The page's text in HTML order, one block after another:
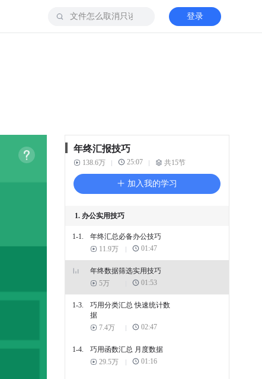
登录
年终汇报技巧
138.6万 25:07 共15节
加入我的学习
1. 办公实用技巧
1-1.
年终汇总必备办公技巧
11.9万
01:47
年终数据筛选实用技巧
5万
01:53
1-3.
巧用分类汇总 快速统计数
据
7.4万
02:47
1-4.
巧用函数汇总 月度数据
29.5万
01:16